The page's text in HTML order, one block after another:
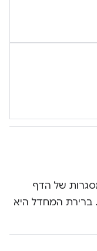
של הדף
ברירת המחדל היא